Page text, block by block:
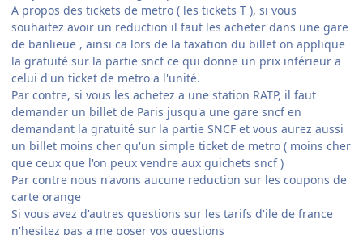
A propos des tickets de metro ( les tickets T ), si vous
souhaitez avoir un reduction il faut les acheter dans une gare
de banlieue , ainsi ca lors de la taxation du billet on applique
la gratuité sur la partie sncf ce qui donne un prix inférieur a
celui d'un ticket de metro a l'unité.
Par contre, si vous les achetez a une station RATP, il faut
demander un billet de Paris jusqu'a une gare sncf en
demandant la gratuité sur la partie SNCF et vous aurez aussi
un billet moins cher qu'un simple ticket de metro ( moins cher
que ceux que l'on peux vendre aux guichets sncf )
Par contre nous n'avons aucune reduction sur les coupons de
carte orange
Si vous avez d'autres questions sur les tarifs d'ile de france
n'hesitez pas a me poser vos questions